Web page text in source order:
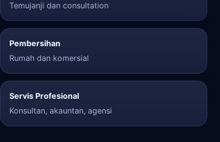
Temujanji dan consultation
Pembersihan
Rumah dan komersial
Servis Profesional
Konsultan, akauntan, agensi